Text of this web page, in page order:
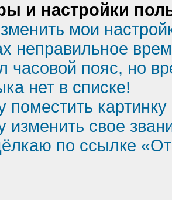
и настройки
мои
неправильное
часовой пояс, но
нет в списке!
поместить
изменить свое
по ссылке